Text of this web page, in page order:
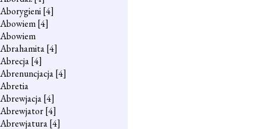
Aborygieni[4]
Abowiem[4]
Abowiem
Abrahamita[4]
Abrecja[4]
Abrenuncjacja[4]
Abretia
Abrewjacja[4]
Abrewjator[4]
Abrewjatura[4]